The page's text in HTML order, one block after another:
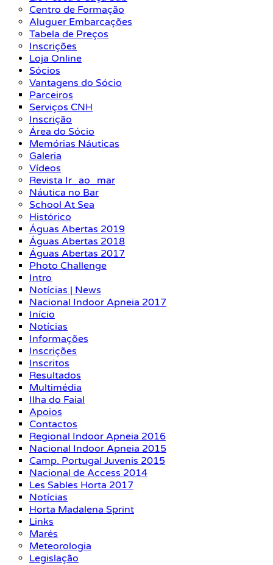
Centro de Formação
Aluguer Embarcações
Tabela de Preços
Inscrições
Loja Online
Sócios
Vantagens do Sócio
Parceiros
Serviços CNH
Inscrição
Área do Sócio
Memórias Náuticas
Galeria
Vídeos
Revista Ir_ao_mar
Náutica no Bar
School At Sea
Histórico
Águas Abertas 2019
Águas Abertas 2018
Águas Abertas 2017
Photo Challenge
Intro
Notícias | News
Nacional Indoor Apneia 2017
Início
Notícias
Informações
Inscrições
Inscritos
Resultados
Multimédia
Ilha do Faial
Apoios
Contactos
Regional Indoor Apneia 2016
Nacional Indoor Apneia 2015
Camp. Portugal Juvenis 2015
Nacional de Access 2014
Les Sables Horta 2017
Notícias
Horta Madalena Sprint
Links
Marés
Meteorologia
Legislação